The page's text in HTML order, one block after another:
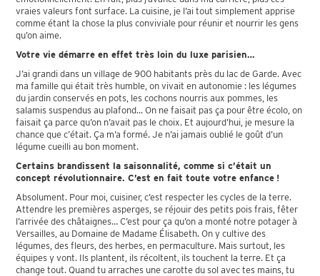
vraies valeurs font surface. La cuisine, je l’ai tout simplement apprise
comme étant la chose la plus conviviale pour réunir et nourrir les gens
qu’on aime.
Votre vie démarre en effet très loin du luxe parisien…
J’ai grandi dans un village de 900 habitants près du lac de Garde. Avec
ma famille qui était très humble, on vivait en autonomie : les légumes
du jardin conservés en pots, les cochons nourris aux pommes, les
salamis suspendus au plafond... On ne faisait pas ça pour être écolo, on
faisait ça parce qu’on n’avait pas le choix. Et aujourd’hui, je mesure la
chance que c’était. Ça m’a formé. Je n’ai jamais oublié le goût d’un
légume cueilli au bon moment.
Certains brandissent la saisonnalité, comme si c’était un
concept révolutionnaire. C’est en fait toute votre enfance !
Absolument. Pour moi, cuisiner, c’est respecter les cycles de la terre.
Attendre les premières asperges, se réjouir des petits pois frais, fêter
l’arrivée des châtaignes… C’est pour ça qu’on a monté notre potager à
Versailles, au Domaine de Madame Élisabeth. On y cultive des
légumes, des fleurs, des herbes, en permaculture. Mais surtout, les
équipes y vont. Ils plantent, ils récoltent, ils touchent la terre. Et ça
change tout. Quand tu arraches une carotte du sol avec tes mains, tu